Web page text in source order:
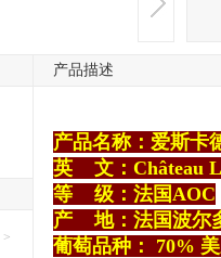
>
产品描述
产品名称：爱斯卡
英 文：Château
等 级： 法国AOC
产地：法国波尔
葡萄品种： 70%